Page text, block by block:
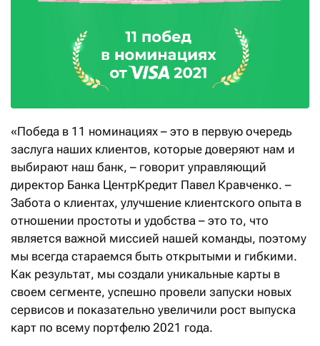
«Победа в 11 номинациях – это в первую очередь
заслуга наших клиентов, которые доверяют нам и
выбирают наш банк, – говорит управляющий
директор Банка ЦентрКредит Павел Кравченко. –
Забота о клиентах, улучшение клиентского опыта в
отношении простоты и удобства – это то, что
является важной миссией нашей команды, поэтому
мы всегда стараемся быть открытыми и гибкими.
Как результат, мы создали уникальные карты в
своем сегменте, успешно провели запуски новых
сервисов и показательно увеличили рост выпуска
карт по всему портфелю 2021 года.